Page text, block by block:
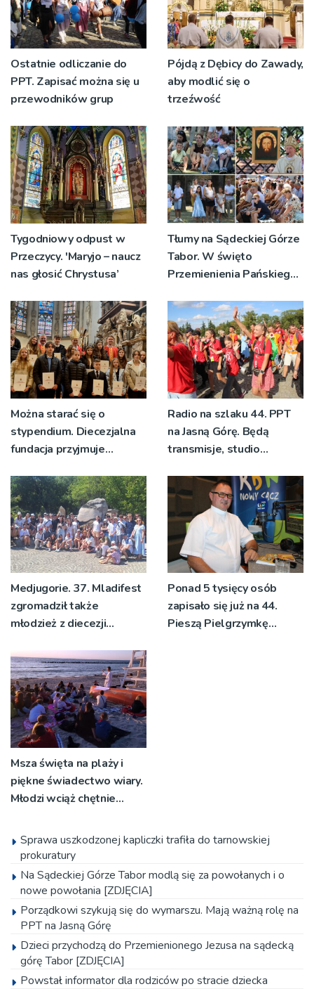
Ostatnie odliczanie do
PPT. Zapisać można się u
przewodników grup
Pójdą z Dębicy do Zawady,
aby modlić się o
trzeźwość
Tygodniowy odpust w
Przeczycy. 'Maryjo – naucz
nas głosić Chrystusa’
Tłumy na Sądeckiej Górze
Tabor. W święto
Przemienienia Pańskiego
znaczeniu Sakramentów
[ZDJĘCIA]
Można starać się o
stypendium. Diecezjalna
fundacja przyjmuje
Radio na szlaku 44. PPT
na Jasną Górę. Będą
transmisje, studio
pozdrowienia
Medjugorie. 37. Mladifest
zgromadził także
młodzież z diecezji
Ponad 5 tysięcy osób
zapisało się już na 44.
Pieszą Pielgrzymkę
Msza święta na plaży i
piękne świadectwo wiary.
Młodzi wciąż chętnie
Sprawa uszkodzonej kapliczki trafiła do tarnowskiej
prokuratury
Na Sądeckiej Górze Tabor modlą się za powołanych i o
nowe powołania [ZDJĘCIA]
Porządkowi szykują się do wymarszu. Mają ważną rolę na
PPT na Jasną Górę
Dzieci przychodzą do Przemienionego Jezusa na sądecką
górę Tabor [ZDJĘCIA]
Powstał informator dla rodziców po stracie dziecka